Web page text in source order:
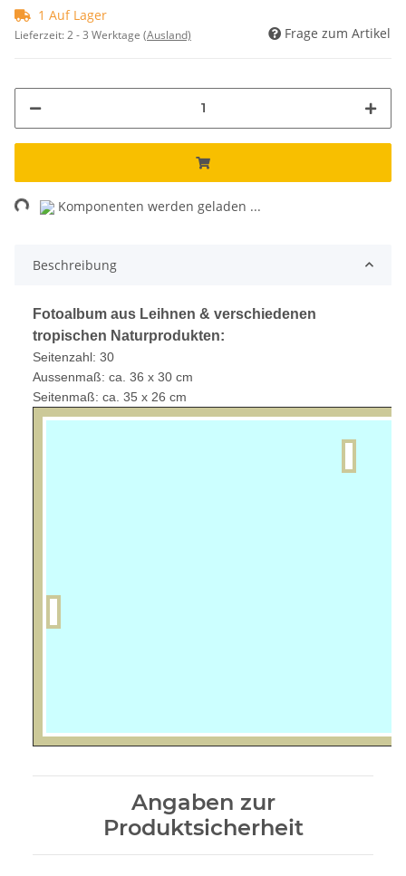
1 Auf Lager
Lieferzeit:2 - 3 Werktage (Ausland) Frage zum Artikel
Komponenten werden geladen ...
Beschreibung
Fotoalbum aus Leihnen & verschiedenen
tropischen Naturprodukten:
Seitenzahl: 30
Aussenmaß: ca. 36 x 30 cm
Seitenmaß: ca. 35 x 26 cm
Angaben zur
Produktsicherheit